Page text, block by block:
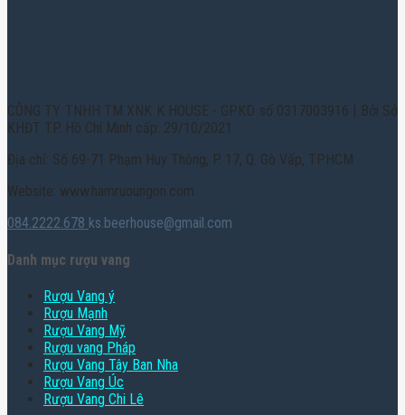
CÔNG TY TNHH TM XNK K HOUSE - GPKD số 0317003916 | Bởi Sở
KHĐT TP. Hồ Chí Minh cấp: 29/10/2021
Địa chỉ: Số 69-71 Phạm Huy Thông, P. 17, Q. Gò Vấp, TPHCM
Website: www.hamruoungon.com
084.2222.678 ks.beerhouse@gmail.com
Danh mục rượu vang
Rượu Vang ý
Rượu Mạnh
Rượu Vang Mỹ
Rượu vang Pháp
Rượu Vang Tây Ban Nha
Rượu Vang Úc
Rượu Vang Chi Lê